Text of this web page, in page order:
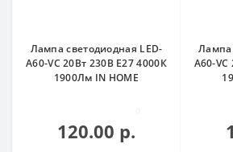
Лампа светодиодная LED-
A60-VC 20Вт 230В Е27 4000К
1900Лм IN HOME
120.00 р.
Лампа
A60-